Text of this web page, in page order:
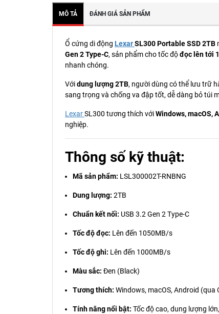
MÔ TẢ ĐÁNH GIÁ SẢN PHẨM
Ổ cứng di động LexarSL300 Portable SSD 2TB
Gen 2 Type-C, sản phẩm cho tốc độđọc lên tới
nhanh chóng.
Vớidung lượng 2TB, người dùng có thể lưu trữ
sang trọng và chống va đập tốt, dễ dàng bỏ túi
LexarSL300 tương thích vớiWindows, macOS,
nghiệp.
Thông số kỹ thuật:
Mã sản phẩm: LSL300002T-RNBNG
Dung lượng: 2TB
Chuẩn kết nối: USB 3.2 Gen 2 Type-C
Tốc độ đọc: Lên đến 1050MB/s
Tốc độ ghi: Lên đến 1000MB/s
Màu sắc: Đen (Black)
Tương thích: Windows, macOS, Android (qua
Tính năng nổi bật: Tốc độ cao, dung lượng